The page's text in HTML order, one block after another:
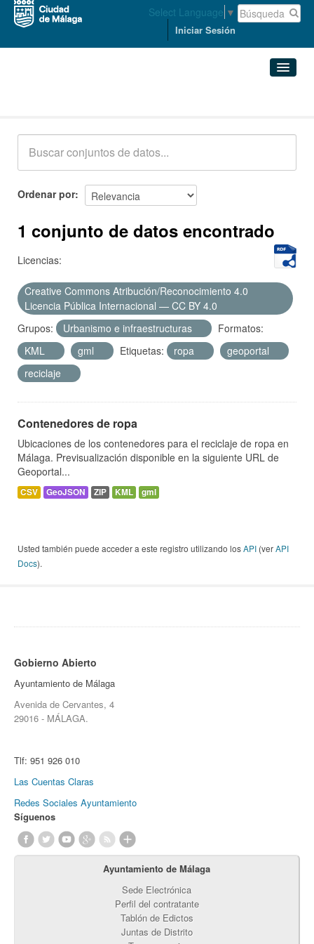
Select Language ▼
Iniciar Sesión
Acerca de
Ordenar por
1 conjunto de datos encontrado
Licencias:
Creative Commons Atribución/Reconocimiento 4.0
Licencia Pública Internacional — CC BY 4.0
Grupos:
Urbanismo e infraestructuras
Formatos:
KML
gml Etiquetas: ropa
geoportal
reciclaje
Contenedores de ropa
Ubicaciones de los contenedores para el reciclaje de ropa en
Málaga. Previsualización disponible en la siguiente URL de
Geoportal...
CSV GeoJSON ZIP KML gml
Usted también puede acceder a este registro utilizando losAPI (verAPI
Docs).
Gobierno Abierto
Ayuntamiento de Málaga
Avenida de Cervantes, 4
29016 - MÁLAGA.
Tlf: 951 926 010
Las Cuentas Claras
Redes Sociales Ayuntamiento
Síguenos
Ayuntamiento de Málaga
Sede Electrónica
Perfil del contratante
Tablón de Edictos
Juntas de Distrito